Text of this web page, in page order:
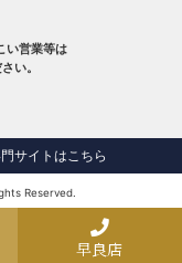
い営業等は
い。
サイトはこちら
Reserved.
早良店